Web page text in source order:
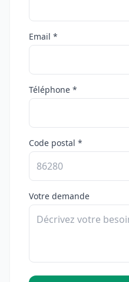
Email *
Téléphone *
Code postal *
Votre demande